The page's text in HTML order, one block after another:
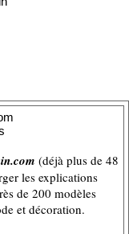
(déjà plus de 48
les explications
de 200 modèles
et décoration.